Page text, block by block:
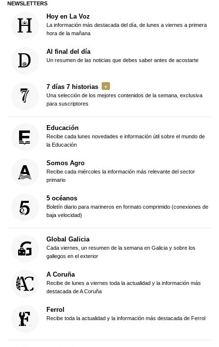
NEWSLETTERS
Hoy en La Voz
La información más destacada del día, de lunes a viernes a primera
hora de la mañana
Al final del día
Un resumen de las noticias que debes saber antes de acostarte
7 días 7 historias
Una selección de los mejores contenidos de la semana, exclusiva
para suscriptores
Educación
Recibe cada lunes novedades e información útil sobre el mundo de
la Educación
Somos Agro
Recibe cada miércoles la información más relevante del sector
primario
5 océanos
Boletín diario para marineros en formato comprimido (conexiones de
baja velocidad)
Global Galicia
Cada viernes, un resumen de la semana en Galicia y sobre los
gallegos en el exterior
A Coruña
Recibe de lunes a viernes toda la actualidad y la información más
destacada de A Coruña
Ferrol
Recibe toda la actualidad y la información más destacada de Ferrol